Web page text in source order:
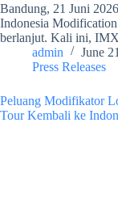
Bandung, 21 Juni
Indonesia
berlanjut. Kali ini,
admin
June
Press Releases
Peluang Modifikator
Tour Kembali ke